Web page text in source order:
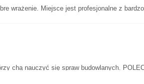
wrażenie. Miejsce jest profesjonalne z
chą nauczyć się spraw budowlanych.